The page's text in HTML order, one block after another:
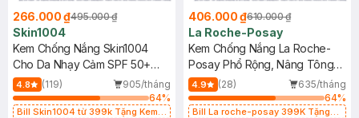
266.000 ₫495.000 ₫
Skin1004
Kem Chống Nắng Skin1004
Cho Da Nhạy Cảm SPF 50+
50ml
4.8 (119)
905/tháng
64%
Bill Skin1004 từ 399k Tặng Kem
406.000 ₫610.000 ₫
La Roche-Posay
Kem Chống Nắng La Roche-
Posay Phổ Rộng, Nâng Tông
Kiềm Dầu 50ml
4.9 (28)
635/tháng
64%
Bill La roche-posay 399K Tặng